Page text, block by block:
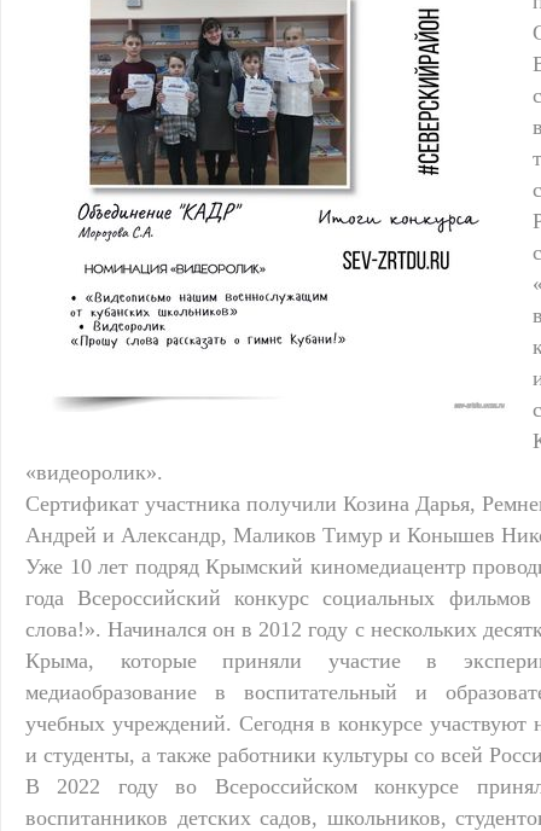
«видеоролик».
Сертификат участника получили Козина Дарья,
Андрей и Александр, Маликов Тимур и Конышев
Уже 10 лет подряд Крымский киномедиацентр
года Всероссийский конкурс социальных
слова!». Начинался он в 2012 году с нескольких
Крыма, которые приняли участие в
медиаобразование в воспитательный и
учебных учреждений. Сегодня в конкурсе участвуют
и студенты, а также работники культуры со всей
В 2022 году во Всероссийском конкурсе
воспитанников детских садов, школьников,